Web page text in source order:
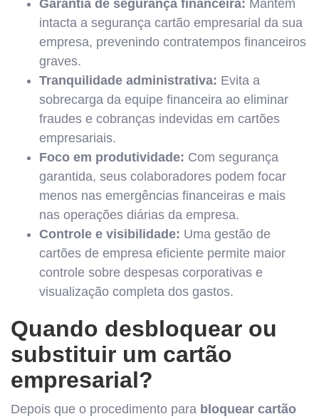
Garantia de segurança financeira: Mantém
intacta a segurança cartão empresarial da sua
empresa, prevenindo contratempos financeiros
graves.
Tranquilidade administrativa: Evita a
sobrecarga da equipe financeira ao eliminar
fraudes e cobranças indevidas em cartões
empresariais.
Foco em produtividade: Com segurança
garantida, seus colaboradores podem focar
menos nas emergências financeiras e mais
nas operações diárias da empresa.
Controle e visibilidade: Uma gestão de
cartões de empresa eficiente permite maior
controle sobre despesas corporativas e
visualização completa dos gastos.
Quando desbloquear ou
substituir um cartão
empresarial?
Depois que o procedimento para bloquear cartão